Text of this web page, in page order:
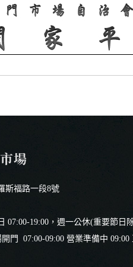
場
斯福路一段8號
07:00-19:00，週一公休(重要節日
營業準備中 09:00 正式營